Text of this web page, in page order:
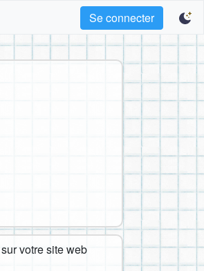
Se connecter
votre site web